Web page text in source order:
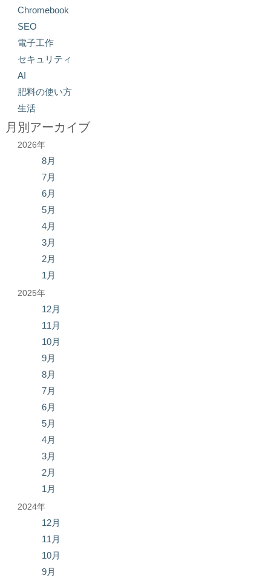
Chromebook
SEO
電子工作
セキュリティ
AI
肥料の使い方
生活
月別アーカイブ
2026年
8月
7月
6月
5月
4月
3月
2月
1月
2025年
12月
11月
10月
9月
8月
7月
6月
5月
4月
3月
2月
1月
2024年
12月
11月
10月
9月